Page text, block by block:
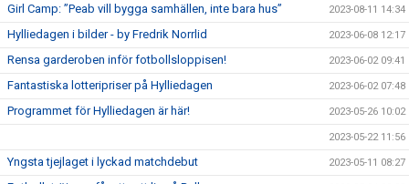
Girl Camp: ”Peab vill bygga samhällen, inte bara hus” 2023-08-11 14:34
Hylliedagen i bilder - by Fredrik Norrlid 2023-06-08 12:17
Rensa garderoben inför fotbollsloppisen! 2023-06-02 09:41
Fantastiska lotteripriser på Hylliedagen 2023-06-02 07:48
Programmet för Hylliedagen är här! 2023-05-26 10:02
2023-05-22 11:56
Yngsta tjejlaget i lyckad matchdebut 2023-05-11 08:27